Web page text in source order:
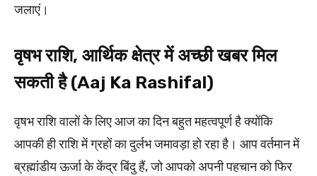
जलाएं।
वृषभ राशि, आर्थिक क्षेत्र में अच्छी खबर मिल
सकती है (Aaj Ka Rashifal)
वृषभ राशि वालों के लिए आज का दिन बहुत महत्वपूर्ण है क्योंकि
आपकी ही राशि में ग्रहों का दुर्लभ जमावड़ा हो रहा है। आप वर्तमान में
ब्रह्मांडीय ऊर्जा के केंद्र बिंदु हैं, जो आपको अपनी पहचान को फिर